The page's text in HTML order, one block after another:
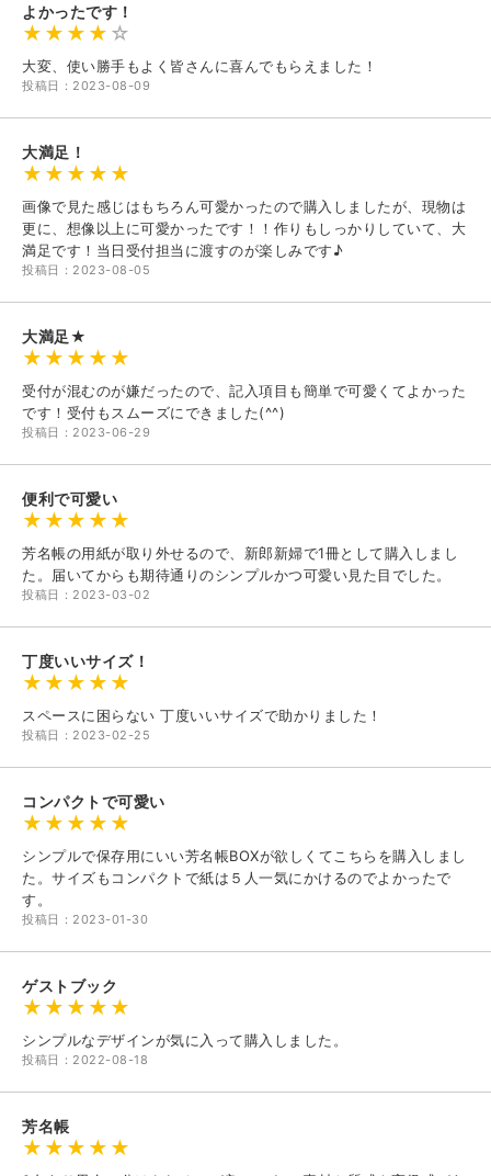
よかったです！
大変、使い勝手もよく皆さんに喜んでもらえました！
投稿日：2023-08-09
大満足！
画像で見た感じはもちろん可愛かったので購入しましたが、現物は
更に、想像以上に可愛かったです！！作りもしっかりしていて、大
満足です！当日受付担当に渡すのが楽しみです♪
投稿日：2023-08-05
大満足★
受付が混むのが嫌だったので、記入項目も簡単で可愛くてよかった
です！受付もスムーズにできました(^^)
投稿日：2023-06-29
便利で可愛い
芳名帳の用紙が取り外せるので、新郎新婦で1冊として購入しまし
た。届いてからも期待通りのシンプルかつ可愛い見た目でした。
投稿日：2023-03-02
丁度いいサイズ！
スペースに困らない 丁度いいサイズで助かりました！
投稿日：2023-02-25
コンパクトで可愛い
シンプルで保存用にいい芳名帳BOXが欲しくてこちらを購入しまし
た。サイズもコンパクトで紙は５人一気にかけるのでよかったで
す。
投稿日：2023-01-30
ゲストブック
シンプルなデザインが気に入って購入しました。
投稿日：2022-08-18
芳名帳